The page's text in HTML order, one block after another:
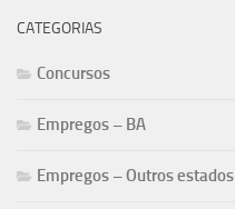
CATEGORIAS
Concursos
Empregos – BA
Empregos – Outros estados